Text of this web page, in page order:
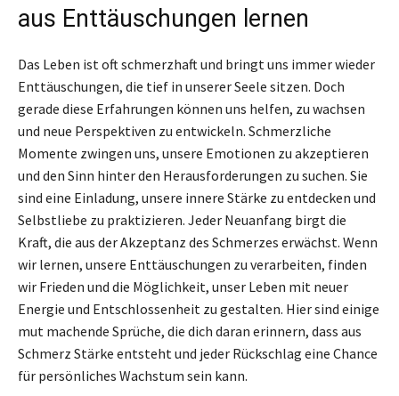
aus Enttäuschungen lernen
Das Leben ist oft schmerzhaft und bringt uns immer wieder
Enttäuschungen, die tief in unserer Seele sitzen. Doch
gerade diese Erfahrungen können uns helfen, zu wachsen
und neue Perspektiven zu entwickeln. Schmerzliche
Momente zwingen uns, unsere Emotionen zu akzeptieren
und den Sinn hinter den Herausforderungen zu suchen. Sie
sind eine Einladung, unsere innere Stärke zu entdecken und
Selbstliebe zu praktizieren. Jeder Neuanfang birgt die
Kraft, die aus der Akzeptanz des Schmerzes erwächst. Wenn
wir lernen, unsere Enttäuschungen zu verarbeiten, finden
wir Frieden und die Möglichkeit, unser Leben mit neuer
Energie und Entschlossenheit zu gestalten. Hier sind einige
mut machende Sprüche, die dich daran erinnern, dass aus
Schmerz Stärke entsteht und jeder Rückschlag eine Chance
für persönliches Wachstum sein kann.